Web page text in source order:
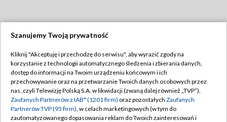
TVP
Abonament TVP
Emisja w TVP
Centrum informacji TVP
Regulamin TVP
Polityka prywatności
Moje zgody
Szanujemy Twoją prywatność
Kliknij "Akceptuję i przechodzę do serwisu", aby wyrazić zgody na
korzystanie z technologii automatycznego śledzenia i zbierania danych,
dostęp do informacji na Twoim urządzeniu końcowym i ich
przechowywanie oraz na przetwarzanie Twoich danych osobowych przez
nas, czyli Telewizję Polską S.A. w likwidacji (zwaną dalej również „TVP”),
Zaufanych Partnerów z IAB* (1201 firm) oraz pozostałych Zaufanych
Partnerów TVP (93 firm), w celach marketingowych (w tym do
zautomatyzowanego dopasowania reklam do Twoich zainteresowań i